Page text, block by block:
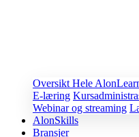
Oversikt Hele
E-læring
Webinar og streaming
AlonSkills
Bransjer